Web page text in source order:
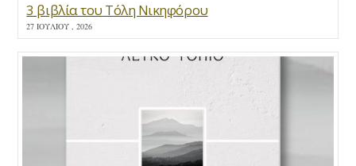
3 βιβλία του Τόλη Νικηφόρου
27 ΙΟΥΛΊΟΥ , 2026